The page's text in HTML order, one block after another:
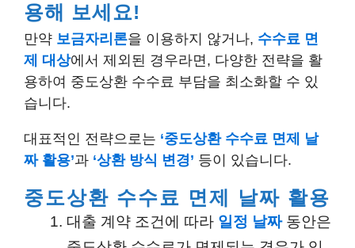
용해 보세요!
만약 보금자리론을 이용하지 않거나, 수수료 면
제 대상에서 제외된 경우라면, 다양한 전략을 활
용하여 중도상환 수수료 부담을 최소화할 수 있
습니다.
대표적인 전략으로는 ‘중도상환 수수료 면제 날
짜 활용’과 ‘상환 방식 변경’ 등이 있습니다.
중도상환 수수료 면제 날짜 활용
대출 계약 조건에 따라 일정 날짜동안은